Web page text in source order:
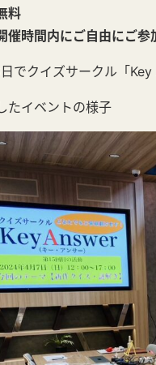
料
時間内にご自由にご参
でクイズサークル「
たイベントの様子